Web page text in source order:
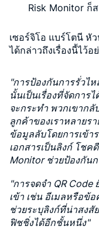
Risk Monitor ก็
เซอร์จิโอ แบร์โตนี หั
ได้กล่าวถึงเรื่องนี้ไว้อ
"การป้องกันการรั่วไ
นั้นเป็นเรื่องที่จัดการ
จะกระทำ พวกเขาก
ลูกค้าของเราหลายร
ข้อมูลลับโดยการเข้า
เอกสารเป็นลิงก์ โช
Monitor ช่วยป้องกันก
"การจดจำ QR
เข้า เช่น อีเมลหรือข้
ช่วยระบุลิงก์ที่น่าสงสั
ฟิชชิ่งได้อีกชั้นหนึ่ง"